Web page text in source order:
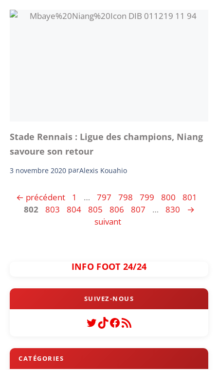
Stade Rennais : Ligue des champions, Niang
savoure son retour
3 novembre 2020 parAlexis Kouahio
← précédent Page
1 … Page
797 Page
798 Page
799 Page
800 Page
801
802
Page
803 Page
804 Page
805 Page
806 Page
807 … Page
830
→
suivant
INFO FOOT 24/24
Twitter
TikTok
Facebook
Flux RSS